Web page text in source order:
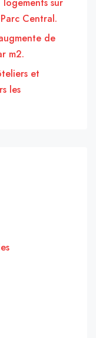
Central.
de
m2.
et
les